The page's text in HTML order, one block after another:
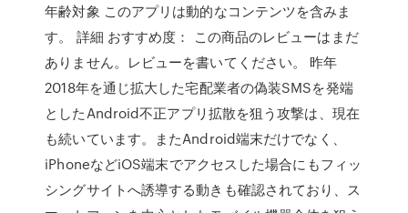
年齢対象 このアプリは動的なコンテンツを含みま
す。 詳細 おすすめ度： この商品のレビューはまだ
ありません。レビューを書いてください。 昨年
2018年を通じ拡大した宅配業者の偽装SMSを発端
としたAndroid不正アプリ拡散を狙う攻撃は、現在
も続いています。またAndroid端末だけでなく、
iPhoneなどiOS端末でアクセスした場合にもフィッ
シングサイトへ誘導する動きも確認されており、ス